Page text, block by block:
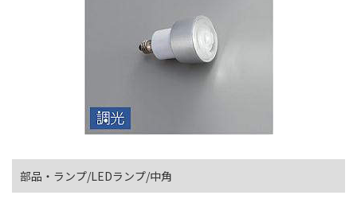
部品・ランプ/LEDランプ/中角